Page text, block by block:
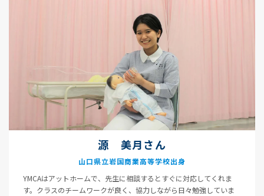
源 美月さん
山口県立岩国商業高等学校出身
YMCAはアットホームで、先生に相談するとすぐに対応してくれま
す。クラスのチームワークが良く、協力しながら日々勉強していま